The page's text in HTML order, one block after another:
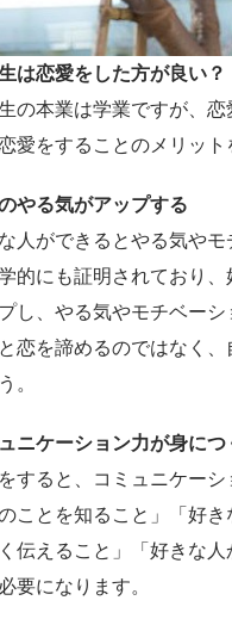
は恋愛をした方が良い？
の本業は学業ですが、
愛をすることのメリット
やる気がアップする
人ができるとやる気や
的にも証明されており
し、やる気やモチベー
恋を諦めるのではなく
。
ニケーション力が身につ
すると、コミュニケー
ことを知ること」「好
伝えること」「好きな
要になります。